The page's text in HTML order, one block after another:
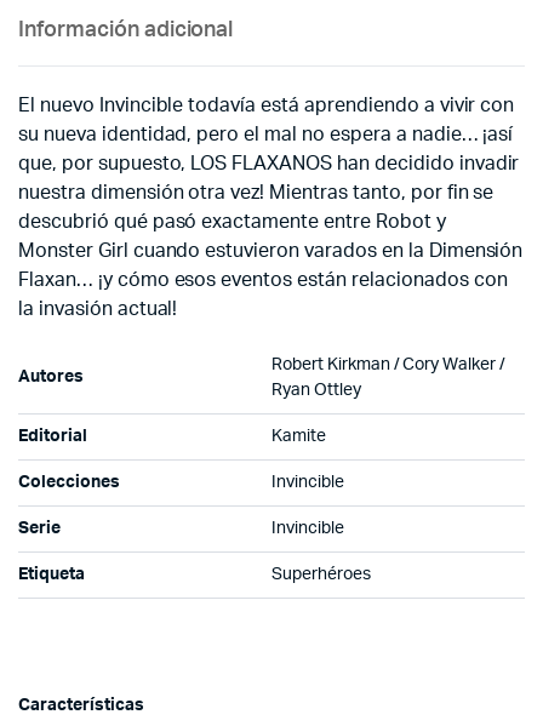
Información adicional
El nuevo Invincible todavía está aprendiendo a vivir con
su nueva identidad, pero el mal no espera a nadie… ¡así
que, por supuesto, LOS FLAXANOS han decidido invadir
nuestra dimensión otra vez! Mientras tanto, por fin se
descubrió qué pasó exactamente entre Robot y
Monster Girl cuando estuvieron varados en la Dimensión
Flaxan… ¡y cómo esos eventos están relacionados con
la invasión actual!
Autores
Robert Kirkman / Cory Walker /
Ryan Ottley
Editorial Kamite
Colecciones Invincible
Serie Invincible
Etiqueta Superhéroes
Características